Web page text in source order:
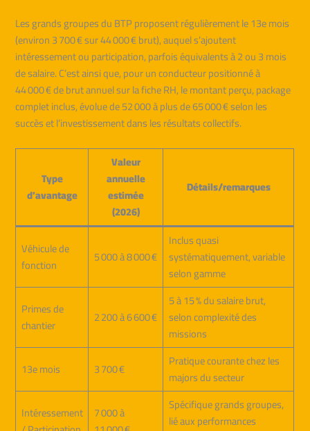
Les grands groupes du BTP proposent régulièrement le 13e mois
(environ 3 700 € sur 44 000 € brut), auquel s’ajoutent
intéressement ou participation, parfois équivalents à 2 ou 3 mois
de salaire. C’est ainsi que, pour un conducteur positionné à
44 000 € de brut annuel sur la fiche RH, le montant perçu, package
complet inclus, évolue de 52 000 à plus de 65 000 € selon les
succès et l’investissement dans les résultats collectifs.
Type
d’avantage
Valeur
annuelle
estimée
(2026)
Détails/remarques
Véhicule de
fonction
5 000 à 8 000 €
Inclus quasi
systématiquement, variable
selon gamme
Primes de
chantier
2 200 à 6 600 €
5 à 15 % du salaire brut,
selon complexité des
missions
13e mois
3 700 €
Pratique courante chez les
majors du secteur
Intéressement
7 000 à
Spécifique grands groupes,
lié aux performances